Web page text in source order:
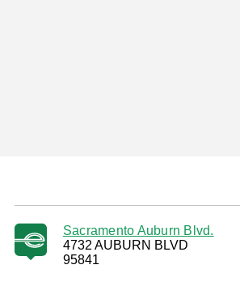
Sacramento Auburn Blvd.
4732 AUBURN BLVD
95841